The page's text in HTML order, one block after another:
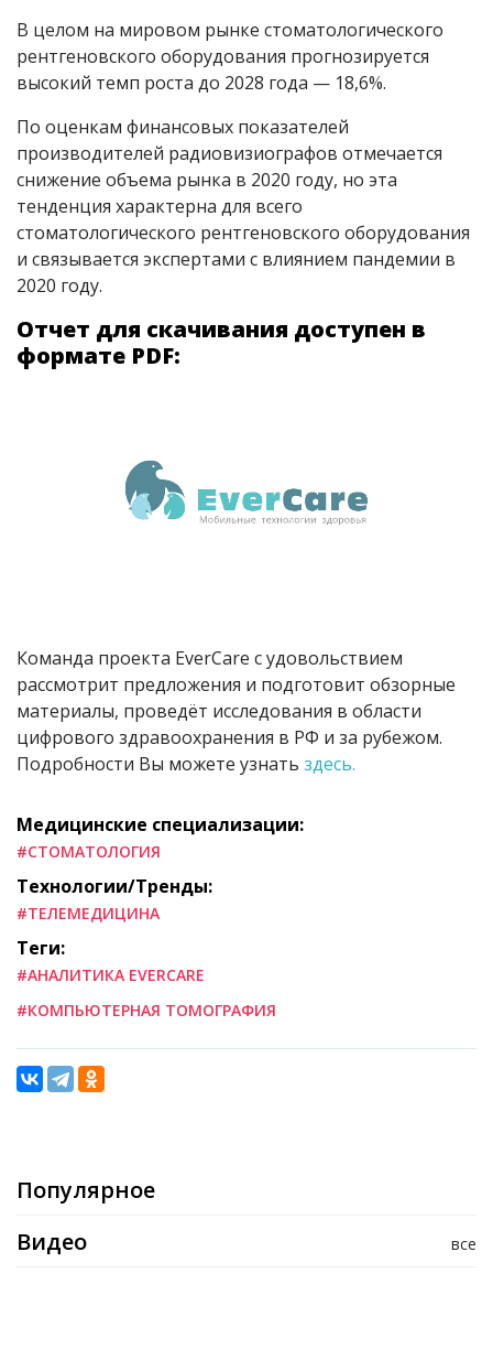
В целом на мировом рынке стоматологического
рентгеновского оборудования прогнозируется
высокий темп роста до 2028 года — 18,6%.
По оценкам финансовых показателей
производителей радиовизиографов отмечается
снижение объема рынка в 2020 году, но эта
тенденция характерна для всего
стоматологического рентгеновского оборудования
и связывается экспертами с влиянием пандемии в
2020 году.
Отчет для скачивания доступен в
формате PDF:
Команда проекта EverCare с удовольствием
рассмотрит предложения и подготовит обзорные
материалы, проведёт исследования в области
цифрового здравоохранения в РФ и за рубежом.
Подробности Вы можете узнать здесь.
Медицинские специализации:
#СТОМАТОЛОГИЯ
Технологии/Тренды:
#ТЕЛЕМЕДИЦИНА
Теги:
#АНАЛИТИКА EVERCARE
#КОМПЬЮТЕРНАЯ ТОМОГРАФИЯ
Популярное
все
Видео